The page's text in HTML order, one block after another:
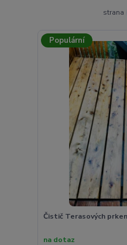
strana
Populární
Čistič Terasových
na dotaz